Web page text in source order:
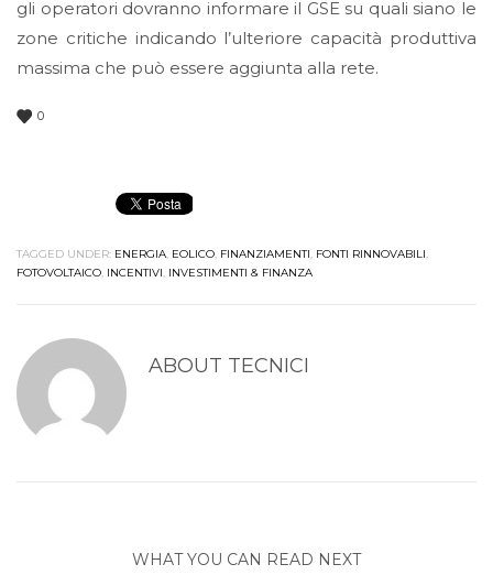
gli operatori dovranno informare il GSE su quali siano le
zone critiche indicando l’ulteriore capacità produttiva
massima che può essere aggiunta alla rete.
0
TAGGED UNDER: ENERGIA, EOLICO, FINANZIAMENTI, FONTI RINNOVABILI,
FOTOVOLTAICO, INCENTIVI, INVESTIMENTI & FINANZA
ABOUT TECNICI
WHAT YOU CAN READ NEXT